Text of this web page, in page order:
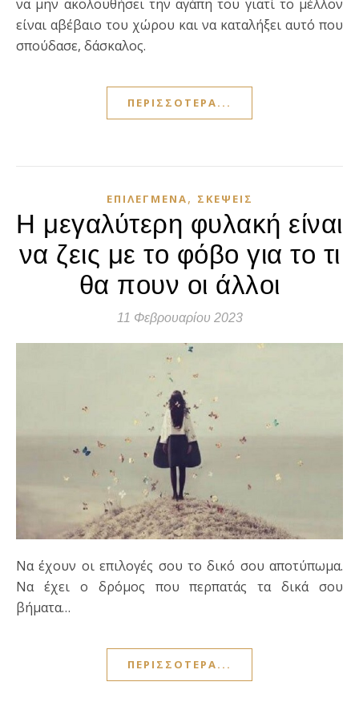
να μην ακολουθήσει την αγάπη του γιατί το μέλλον
είναι αβέβαιο του χώρου και να καταλήξει αυτό που
σπούδασε, δάσκαλος.
ΠΕΡΙΣΣΌΤΕΡΑ...
ΕΠΙΛΕΓΜΈΝΑ, ΣΚΈΨΕΙΣ
Η μεγαλύτερη φυλακή είναι
να ζεις με το φόβο για το τι
θα πουν οι άλλοι
11 Φεβρουαρίου 2023
Να έχουν οι επιλογές σου το δικό σου αποτύπωμα.
Να έχει ο δρόμος που περπατάς τα δικά σου
βήματα…
ΠΕΡΙΣΣΌΤΕΡΑ...